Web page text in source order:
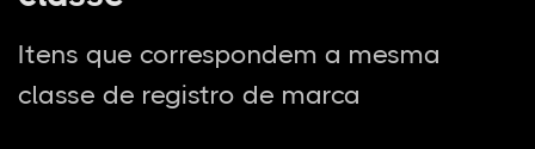
Itens que correspondem a mesma
classe de registro de marca